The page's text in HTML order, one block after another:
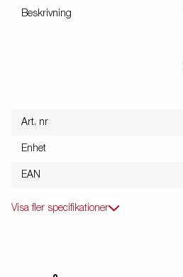
Beskrivning
Art. nr
Enhet
EAN
Visa fler specifikationer